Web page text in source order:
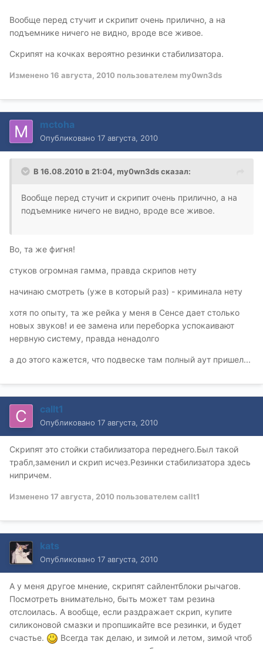
Вообще перед стучит и скрипит очень прилично, а на
подъемнике ничего не видно, вроде все живое.
Скрипят на кочках вероятно резинки стабилизатора.
Изменено16 августа, 2010 пользователем my0wn3ds
mctoha
Опубликовано 17 августа, 2010
В 16.08.2010 в 21:04, my0wn3ds сказал:
Вообще перед стучит и скрипит очень прилично, а на
подъемнике ничего не видно, вроде все живое.
Во, та же фигня!
стуков огромная гамма, правда скрипов нету
начинаю смотреть (уже в который раз) - криминала нету
хотя по опыту, та же рейка у меня в Сенсе дает столько
новых звуков! и ее замена или переборка успокаивают
нервную систему, правда ненадолго
а до этого кажется, что подвеске там полный аут пришел...
callt1
Опубликовано 17 августа, 2010
Скрипят это стойки стабилизатора переднего.Был такой
трабл,заменил и скрип исчез.Резинки стабилизатора здесь
нипричем.
Изменено17 августа, 2010 пользователем callt1
kats
Опубликовано 17 августа, 2010
А у меня другое мнение, скрипят сайлентблоки рычагов.
Посмотреть внимательно, быть может там резина
отслоилась. А вообще, если раздражает скрип, купите
силиконовой смазки и пропшикайте все резинки, и будет
счастье.
Всегда так делаю, и зимой и летом, зимой чтоб